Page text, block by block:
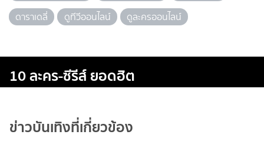
ดาราเดลี่
ดูทีวีออนไลน์ ดูละครออนไลน์
10 ละคร-ซีรีส์ ยอดฮิต
ข่าวบันเทิงที่เกี่ยวข้อง